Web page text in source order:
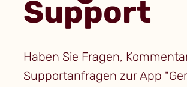
Support
Haben Sie Fragen,
Supportanfragen zur App